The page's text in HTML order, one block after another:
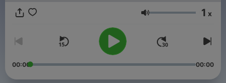
Volumen 1 x
00:00 00:00